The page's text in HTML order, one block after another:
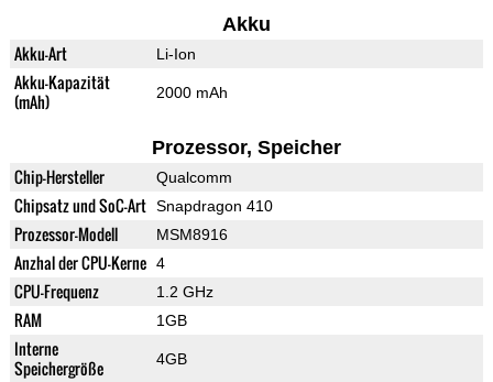
Akku
Akku-Art Li-Ion
Akku-Kapazität
(mAh)
2000 mAh
Prozessor, Speicher
Chip-Hersteller Qualcomm
Chipsatz und SoC-Art Snapdragon 410
Prozessor-Modell MSM8916
Anzhal der CPU-Kerne 4
CPU-Frequenz 1.2 GHz
RAM 1GB
Interne
Speichergröße
4GB